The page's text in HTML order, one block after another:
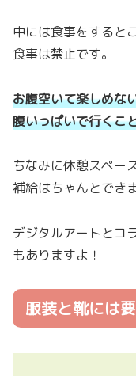
中には食事をすると
食事は禁止です。
お腹空いて楽しめな
腹いっぱいで行くこ
ちなみに休憩スペー
補給はちゃんとできま
デジタルアートとコ
もありますよ！
服装と靴には